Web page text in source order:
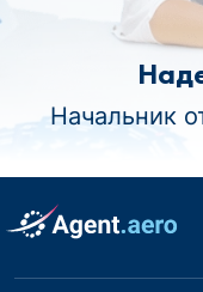
Начальник